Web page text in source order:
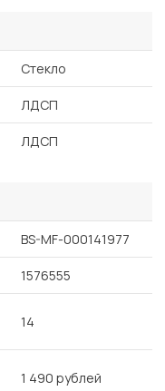
Стекло
ЛДСП
ЛДСП
BS-MF-000141977
1576555
14
1 490 рублей